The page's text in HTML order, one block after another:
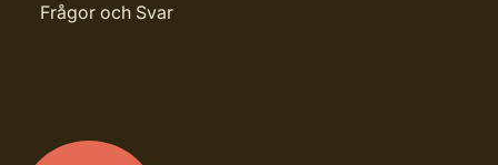
Frågor och Svar